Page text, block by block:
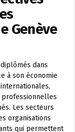
Genève
dans
à son économie
Les secteurs
organisations
qui permettent